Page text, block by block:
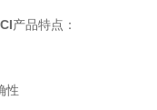
产品特点：
性